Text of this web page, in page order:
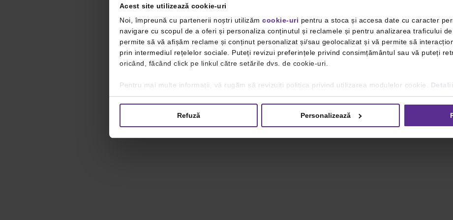
Acest site utilizează cookie-uri
Noi, împreună cu partenerii noștri utilizăm cookie-uri pentru a stoca și accesa date cu caracter
navigare cu scopul de a oferi și personaliza conținutul și reclamele și pentru analizarea traficului
permite să vă afișăm reclame și conținut personalizat și/sau geolocalizat și vă permite să
prin intermediul rețelelor sociale. Puteți revizui preferințele privind consimțământul sau vă puteți
oricând, făcând click pe linkul către setările dvs. de cookie-uri.
Pentru mai multe informații, vă rugăm să revizuiți politica privind utilizarea modulelor cookie. Detalii
Refuză Personalizează